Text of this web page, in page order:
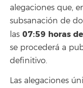
alegaciones que,
subsanación de
las 07:59 horas
se procederá a
definitivo.
Las alegaciones